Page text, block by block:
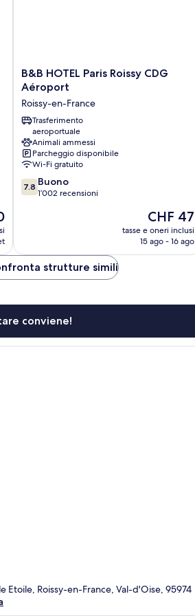
B&B
HOTEL
Roissy
CDG
Aéroport
Roissy-
en-
France
B&B HOTEL Paris Roissy CDG
Aéroport
Roissy-en-France
Trasferimento
aeroportuale
Animali ammessi
Parcheggio disponibile
Wi-Fi gratuito
7.8
su
7.8 Buono
1’002 recensioni
Il
prezzo
attuale
CHF 47
tasse e oneri inclusi
15 ago - 16 ago
strutture simili
conviene!
Etoile, Roissy-en-France, Val-d'Oise, 95974